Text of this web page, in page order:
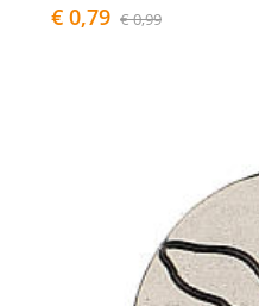
€ 0,79 € 0,99